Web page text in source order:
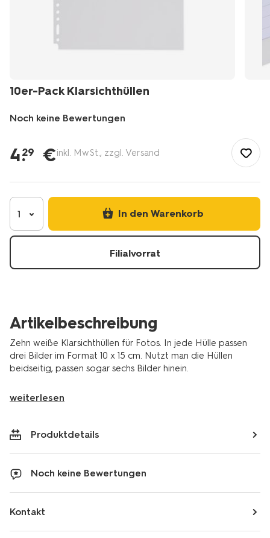
10er-Pack Klarsichthüllen
Noch keine Bewertungen
de/hobby-
freizeit/fotoartikel/fotoalben/10er-
klarsichthuellen-
14650015.html
4.
29 €inkl. MwSt., zzgl. Versand
1 In den Warenkorb
Filialvorrat
Artikelbeschreibung
Zehn weiße Klarsichthüllen für Fotos. In jede Hülle passen
drei Bilder im Format 10 x 15 cm. Nutzt man die Hüllen
beidseitig, passen sogar sechs Bilder hinein.
weiterlesen
Produktdetails
Noch keine Bewertungen
Kontakt